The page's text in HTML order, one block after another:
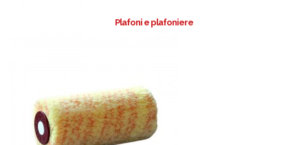
Plafoni e plafoniere